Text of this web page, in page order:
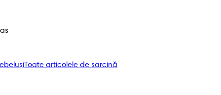
Toate articolele de sarcină